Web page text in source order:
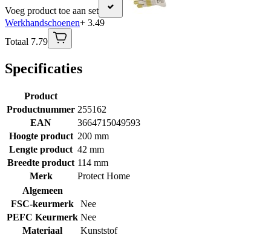
Voeg product toe aan set
Werkhandschoenen+ 3.49
Totaal 7.79
Specificaties
Product
Productnummer 255162
EAN
3664715049593
Hoogte product 200 mm
Lengte product 42 mm
Breedte product 114 mm
Merk
Protect Home
Algemeen
FSC-keurmerk
Nee
PEFC Keurmerk Nee
Materiaal
Kunststof